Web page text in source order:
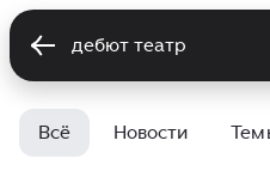
Всё Новости